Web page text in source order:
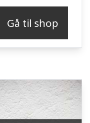
Gå til shop